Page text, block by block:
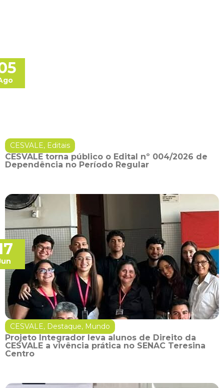
CESVALE, Editais
CESVALE torna público o Edital nº 004/2026 de
Dependência no Período Regular
CESVALE, Destaque, Mundo
Projeto Integrador leva alunos de Direito da
CESVALE a vivência prática no SENAC Teresina
Centro